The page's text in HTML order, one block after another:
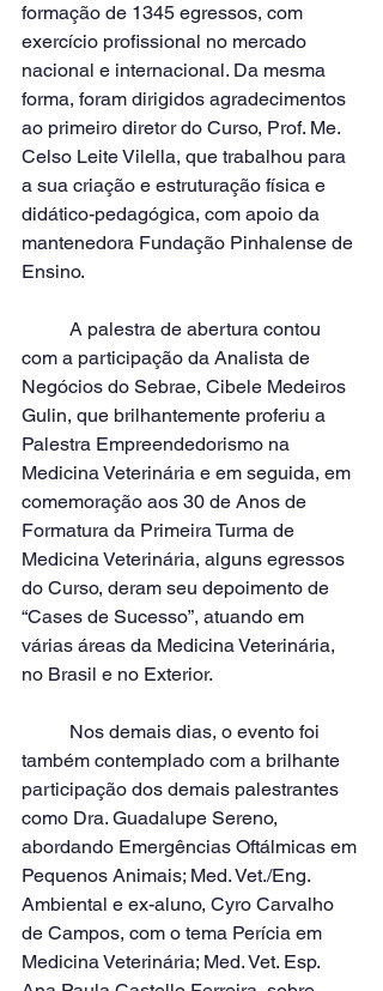
formação de 1345 egressos, com
exercício profissional no mercado
nacional e internacional. Da mesma
forma, foram dirigidos agradecimentos
ao primeiro diretor do Curso, Prof. Me.
Celso Leite Vilella, que trabalhou para
a sua criação e estruturação física e
didático-pedagógica, com apoio da
mantenedora Fundação Pinhalense de
Ensino.
com a participação da Analista de
Negócios do Sebrae, Cibele Medeiros
Gulin, que brilhantemente proferiu a
Palestra Empreendedorismo na
Medicina Veterinária e em seguida, em
comemoração aos 30 de Anos de
Formatura da Primeira Turma de
Medicina Veterinária, alguns egressos
do Curso, deram seu depoimento de
“Cases de Sucesso”, atuando em
várias áreas da Medicina Veterinária,
no Brasil e no Exterior.
também contemplado com a brilhante
participação dos demais palestrantes
como Dra. Guadalupe Sereno,
abordando Emergências Oftálmicas em
Pequenos Animais; Med. Vet./Eng.
Ambiental e ex-aluno, Cyro Carvalho
de Campos, com o tema Perícia em
Medicina Veterinária; Med. Vet. Esp.